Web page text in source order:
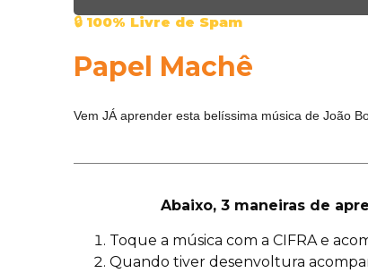
🔒 100% Livre de Spam
Papel Machê
Vem JÁ aprender esta belíssima música de João
Abaixo, 3 maneiras de
Toque a música com a CIFRA e
Quando tiver desenvoltura